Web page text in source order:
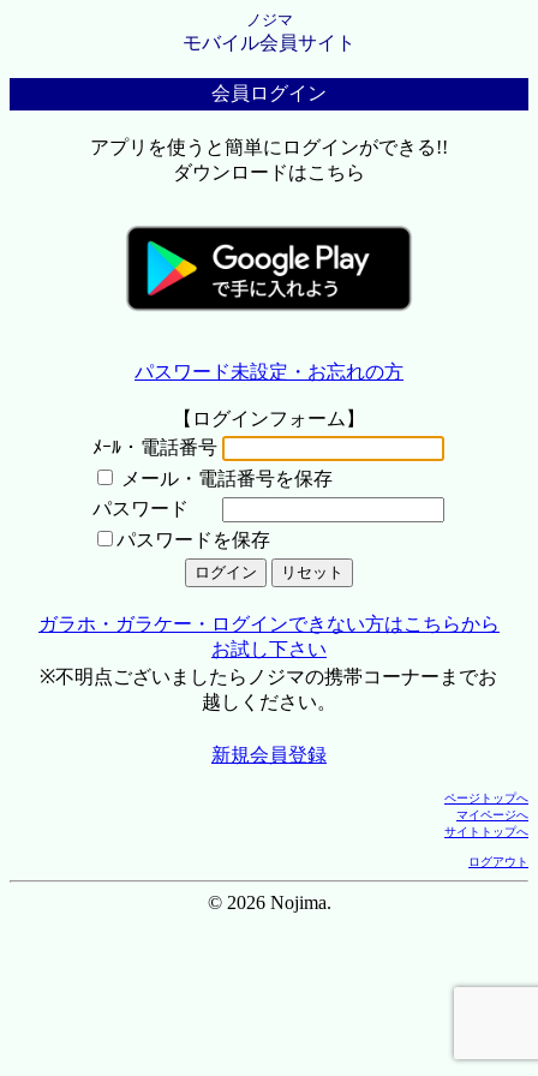
ノジマ
モバイル会員サイト
会員ログイン
アプリを使うと簡単にログインができる!!
ダウンロードはこちら
パスワード未設定・お忘れの方
【ログインフォーム】
ﾒｰﾙ・電話番号
メール・電話番号を保存
パスワード
パスワードを保存
ガラホ・ガラケー・ログインできない方はこちらから
お試し下さい
※不明点ございましたらノジマの携帯コーナーまでお
越しください。
新規会員登録
ページトップへ
マイページへ
サイトトップへ
ログアウト
© 2026 Nojima.